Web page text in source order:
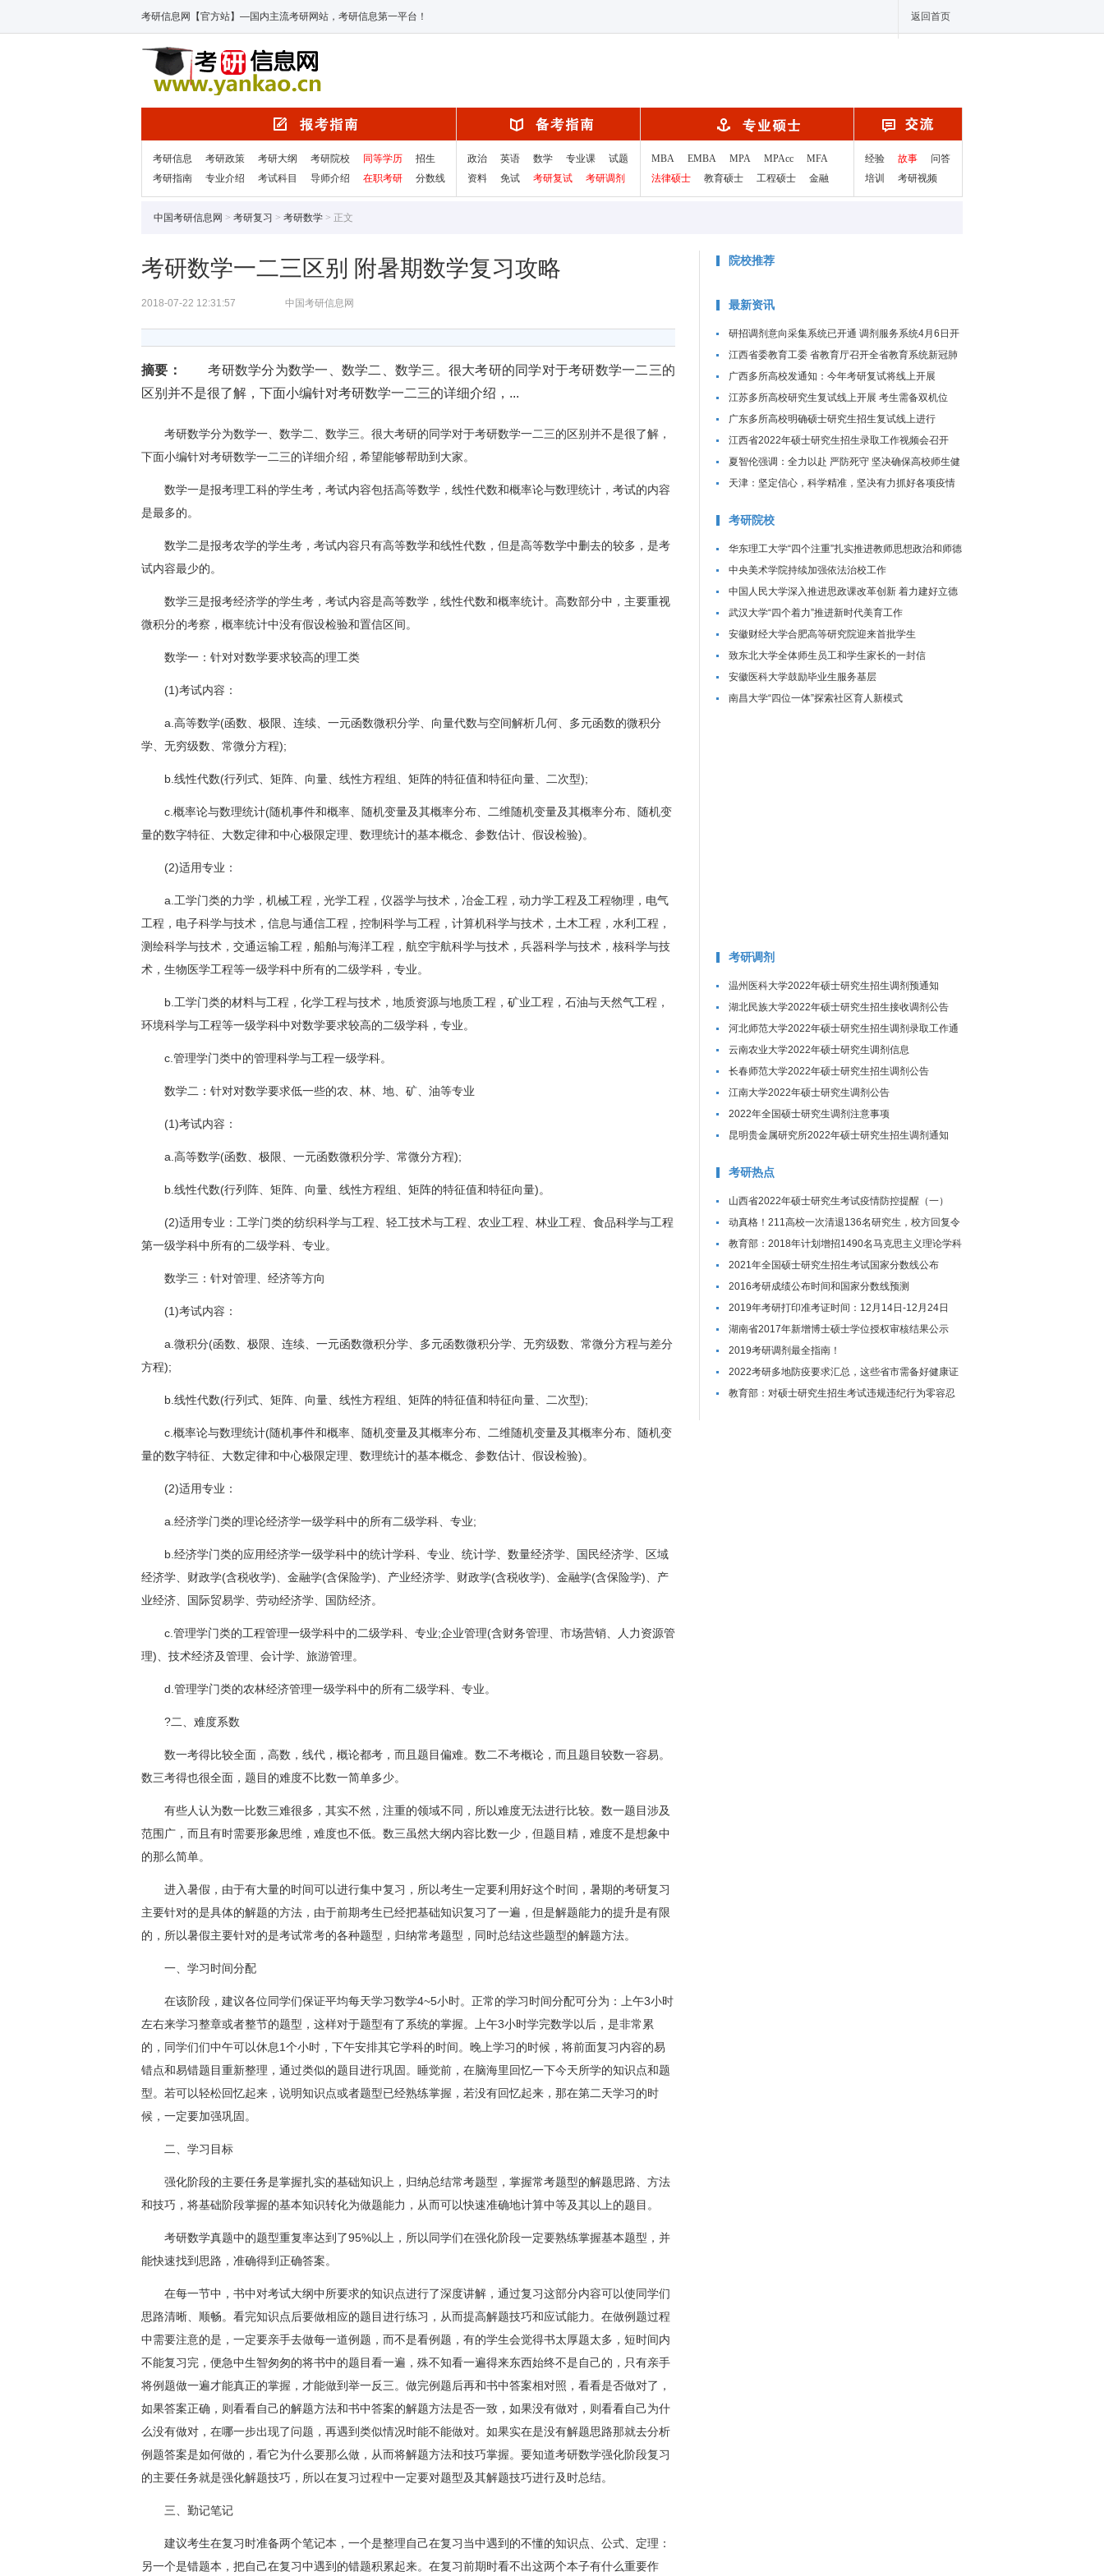
考研信息网【官方站】—国内主流考研网站，考研信息第一平台！ 返回首页
考研信息 考研政策 考研大纲 考研院校 同等学历
招生
考研指南
专业介绍 考试科目 导师介绍 在职考研 分数线
政治 英语 数学 专业课
试题
资料
免试 考研复试 考研调剂
MBA EMBA MPA MPAcc
MFA
法律硕士
教育硕士 工程硕士 金融
经验 故事
问答
培训
考研视频
中国考研信息网 > 考研复习 > 考研数学 > 正文
考研数学一二三区别 附暑期数学复习攻略
2018-07-22 12:31:57 中国考研信息网
摘要：
考研数学分为数学一、数学二、数学三。很大考研的同学对于考研数学一二三的
区别并不是很了解，下面小编针对考研数学一二三的详细介绍，...
考研数学分为数学一、数学二、数学三。很大考研的同学对于考研数学一二三的区别并不是很了解，
下面小编针对考研数学一二三的详细介绍，希望能够帮助到大家。
数学一是报考理工科的学生考，考试内容包括高等数学，线性代数和概率论与数理统计，考试的内容
是最多的。
数学二是报考农学的学生考，考试内容只有高等数学和线性代数，但是高等数学中删去的较多，是考
试内容最少的。
数学三是报考经济学的学生考，考试内容是高等数学，线性代数和概率统计。高数部分中，主要重视
微积分的考察，概率统计中没有假设检验和置信区间。
数学一：针对对数学要求较高的理工类
(1)考试内容：
a.高等数学(函数、极限、连续、一元函数微积分学、向量代数与空间解析几何、多元函数的微积分
学、无穷级数、常微分方程);
b.线性代数(行列式、矩阵、向量、线性方程组、矩阵的特征值和特征向量、二次型);
c.概率论与数理统计(随机事件和概率、随机变量及其概率分布、二维随机变量及其概率分布、随机变
量的数字特征、大数定律和中心极限定理、数理统计的基本概念、参数估计、假设检验)。
(2)适用专业：
a.工学门类的力学，机械工程，光学工程，仪器学与技术，冶金工程，动力学工程及工程物理，电气
工程，电子科学与技术，信息与通信工程，控制科学与工程，计算机科学与技术，土木工程，水利工程，
测绘科学与技术，交通运输工程，船舶与海洋工程，航空宇航科学与技术，兵器科学与技术，核科学与技
术，生物医学工程等一级学科中所有的二级学科，专业。
b.工学门类的材料与工程，化学工程与技术，地质资源与地质工程，矿业工程，石油与天然气工程，
环境科学与工程等一级学科中对数学要求较高的二级学科，专业。
c.管理学门类中的管理科学与工程一级学科。
数学二：针对对数学要求低一些的农、林、地、矿、油等专业
(1)考试内容：
a.高等数学(函数、极限、一元函数微积分学、常微分方程);
b.线性代数(行列阵、矩阵、向量、线性方程组、矩阵的特征值和特征向量)。
(2)适用专业：工学门类的纺织科学与工程、轻工技术与工程、农业工程、林业工程、食品科学与工程
第一级学科中所有的二级学科、专业。
数学三：针对管理、经济等方向
(1)考试内容：
a.微积分(函数、极限、连续、一元函数微积分学、多元函数微积分学、无穷级数、常微分方程与差分
方程);
b.线性代数(行列式、矩阵、向量、线性方程组、矩阵的特征值和特征向量、二次型);
c.概率论与数理统计(随机事件和概率、随机变量及其概率分布、二维随机变量及其概率分布、随机变
量的数字特征、大数定律和中心极限定理、数理统计的基本概念、参数估计、假设检验)。
(2)适用专业：
a.经济学门类的理论经济学一级学科中的所有二级学科、专业;
b.经济学门类的应用经济学一级学科中的统计学科、专业、统计学、数量经济学、国民经济学、区域
经济学、财政学(含税收学)、金融学(含保险学)、产业经济学、财政学(含税收学)、金融学(含保险学)、产
业经济、国际贸易学、劳动经济学、国防经济。
c.管理学门类的工程管理一级学科中的二级学科、专业;企业管理(含财务管理、市场营销、人力资源管
理)、技术经济及管理、会计学、旅游管理。
d.管理学门类的农林经济管理一级学科中的所有二级学科、专业。
?二、难度系数
数一考得比较全面，高数，线代，概论都考，而且题目偏难。数二不考概论，而且题目较数一容易。
数三考得也很全面，题目的难度不比数一简单多少。
有些人认为数一比数三难很多，其实不然，注重的领域不同，所以难度无法进行比较。数一题目涉及
范围广，而且有时需要形象思维，难度也不低。数三虽然大纲内容比数一少，但题目精，难度不是想象中
的那么简单。
进入暑假，由于有大量的时间可以进行集中复习，所以考生一定要利用好这个时间，暑期的考研复习
主要针对的是具体的解题的方法，由于前期考生已经把基础知识复习了一遍，但是解题能力的提升是有限
的，所以暑假主要针对的是考试常考的各种题型，归纳常考题型，同时总结这些题型的解题方法。
一、学习时间分配
在该阶段，建议各位同学们保证平均每天学习数学4~5小时。正常的学习时间分配可分为：上午3小时
左右来学习整章或者整节的题型，这样对于题型有了系统的掌握。上午3小时学完数学以后，是非常累
的，同学们们中午可以休息1个小时，下午安排其它学科的时间。晚上学习的时候，将前面复习内容的易
错点和易错题目重新整理，通过类似的题目进行巩固。睡觉前，在脑海里回忆一下今天所学的知识点和题
型。若可以轻松回忆起来，说明知识点或者题型已经熟练掌握，若没有回忆起来，那在第二天学习的时
候，一定要加强巩固。
二、学习目标
强化阶段的主要任务是掌握扎实的基础知识上，归纳总结常考题型，掌握常考题型的解题思路、方法
和技巧，将基础阶段掌握的基本知识转化为做题能力，从而可以快速准确地计算中等及其以上的题目。
考研数学真题中的题型重复率达到了95%以上，所以同学们在强化阶段一定要熟练掌握基本题型，并
能快速找到思路，准确得到正确答案。
在每一节中，书中对考试大纲中所要求的知识点进行了深度讲解，通过复习这部分内容可以使同学们
思路清晰、顺畅。看完知识点后要做相应的题目进行练习，从而提高解题技巧和应试能力。在做例题过程
中需要注意的是，一定要亲手去做每一道例题，而不是看例题，有的学生会觉得书太厚题太多，短时间内
不能复习完，便急中生智匆匆的将书中的题目看一遍，殊不知看一遍得来东西始终不是自己的，只有亲手
将例题做一遍才能真正的掌握，才能做到举一反三。做完例题后再和书中答案相对照，看看是否做对了，
如果答案正确，则看看自己的解题方法和书中答案的解题方法是否一致，如果没有做对，则看看自己为什
么没有做对，在哪一步出现了问题，再遇到类似情况时能不能做对。如果实在是没有解题思路那就去分析
例题答案是如何做的，看它为什么要那么做，从而将解题方法和技巧掌握。要知道考研数学强化阶段复习
的主要任务就是强化解题技巧，所以在复习过程中一定要对题型及其解题技巧进行及时总结。
三、勤记笔记
建议考生在复习时准备两个笔记本，一个是整理自己在复习当中遇到的不懂的知识点、公式、定理：
另一个是错题本，把自己在复习中遇到的错题积累起来。在复习前期时看不出这两个本子有什么重要作
院校推荐
最新资讯
研招调剂意向采集系统已开通 调剂服务系统4月6日开
通
江西省委教育工委 省教育厅召开全省教育系统新冠肺
炎疫情防控工作视频调度会议
广西多所高校发通知：今年考研复试将线上开展
江苏多所高校研究生复试线上开展 考生需备双机位
广东多所高校明确硕士研究生招生复试线上进行
江西省2022年硕士研究生招生录取工作视频会召开
夏智伦强调：全力以赴 严防死守 坚决确保高校师生健
康、校园平安
天津：坚定信心，科学精准，坚决有力抓好各项疫情
考研院校
华东理工大学“四个注重”扎实推进教师思想政治和师德
师风建设工作
中央美术学院持续加强依法治校工作
中国人民大学深入推进思政课改革创新 着力建好立德
树人关键课程
武汉大学“四个着力”推进新时代美育工作
安徽财经大学合肥高等研究院迎来首批学生
致东北大学全体师生员工和学生家长的一封信
安徽医科大学鼓励毕业生服务基层
南昌大学“四位一体”探索社区育人新模式
考研调剂
温州医科大学2022年硕士研究生招生调剂预通知
湖北民族大学2022年硕士研究生招生接收调剂公告
河北师范大学2022年硕士研究生招生调剂录取工作通
知
云南农业大学2022年硕士研究生调剂信息
长春师范大学2022年硕士研究生招生调剂公告
江南大学2022年硕士研究生调剂公告
2022年全国硕士研究生调剂注意事项
昆明贵金属研究所2022年硕士研究生招生调剂通知
考研热点
山西省2022年硕士研究生考试疫情防控提醒（一）
动真格！211高校一次清退136名研究生，校方回复令
人惊讶
教育部：2018年计划增招1490名马克思主义理论学科
研究生
2021年全国硕士研究生招生考试国家分数线公布
2016考研成绩公布时间和国家分数线预测
2019年考研打印准考证时间：12月14日-12月24日
湖南省2017年新增博士硕士学位授权审核结果公示
2019考研调剂最全指南！
2022考研多地防疫要求汇总，这些省市需备好健康证
明！
教育部：对硕士研究生招生考试违规违纪行为零容忍